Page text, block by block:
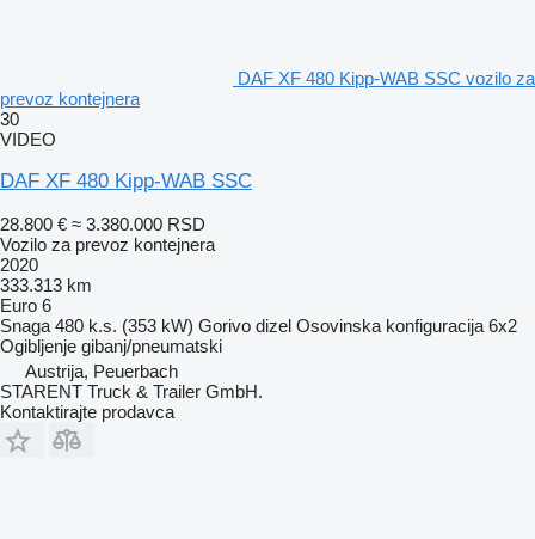
DAF XF 480 Kipp-WAB SSC vozilo za
prevoz kontejnera
30
VIDEO
DAF XF 480 Kipp-WAB SSC
28.800 € ≈ 3.380.000 RSD
Vozilo za prevoz kontejnera
2020
333.313 km
Euro 6
Snaga 480 k.s. (353 kW) Gorivo dizel Osovinska konfiguracija 6x2
Ogibljenje gibanj/pneumatski
Austrija, Peuerbach
STARENT Truck & Trailer GmbH.
Kontaktirajte prodavca